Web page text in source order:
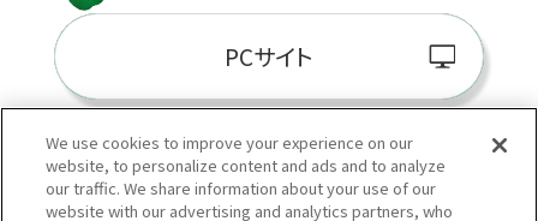
PCサイト
阪神百貨店E-
We use cookies to improve your experience on our
website, to personalize content and ads and to analyze
our traffic. We share information about your use of our
website with our advertising and analytics partners, who